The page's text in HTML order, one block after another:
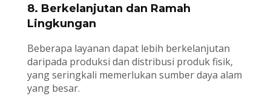
8. Berkelanjutan dan Ramah
Lingkungan
Beberapa layanan dapat lebih berkelanjutan
daripada produksi dan distribusi produk fisik,
yang seringkali memerlukan sumber daya alam
yang besar.